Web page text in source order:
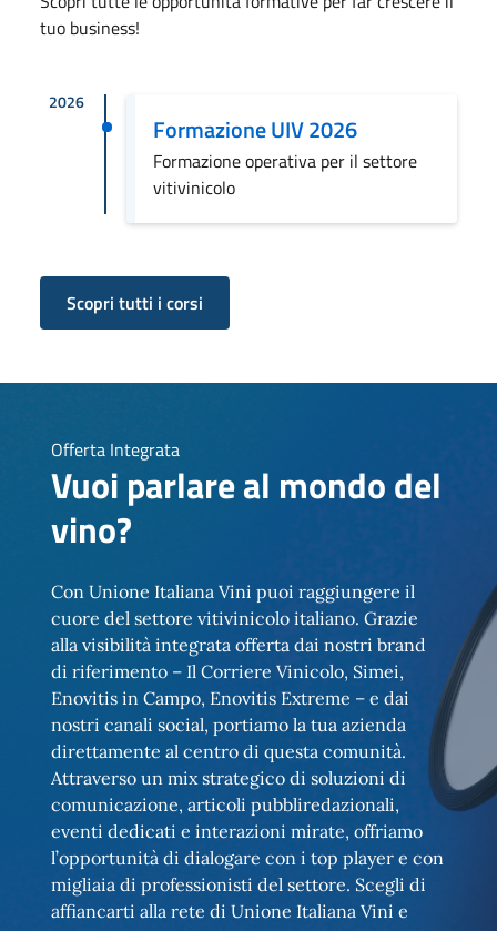
tuo business!
2026
Formazione UIV 2026
Formazione operativa per il settore
vitivinicolo
Scopri tutti i corsi
Offerta Integrata
Vuoi parlare al mondo del
vino?
Con Unione Italiana Vini puoi raggiungere il
cuore del settore vitivinicolo italiano. Grazie
alla visibilità integrata offerta dai nostri brand
di riferimento – Il Corriere Vinicolo, Simei,
Enovitis in Campo, Enovitis Extreme – e dai
nostri canali social, portiamo la tua azienda
direttamente al centro di questa comunità.
Attraverso un mix strategico di soluzioni di
comunicazione, articoli pubbliredazionali,
eventi dedicati e interazioni mirate, offriamo
l’opportunità di dialogare con i top player e con
migliaia di professionisti del settore. Scegli di
affiancarti alla rete di Unione Italiana Vini e